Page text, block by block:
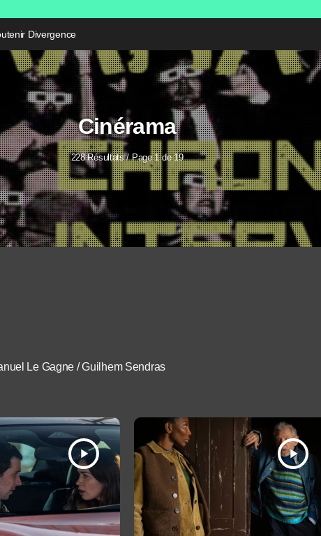
Divergence
Cinérama
228 Résultats / Page 1 de 19
Le Gagne / Guilhem Sendras
play_arrow play_arrow